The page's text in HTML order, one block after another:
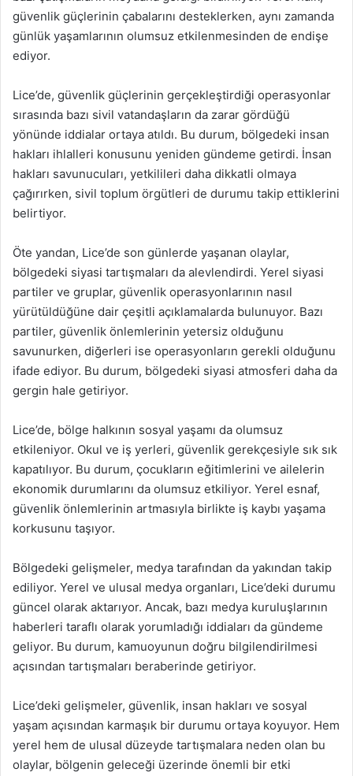
güvenlik güçlerinin çabalarını desteklerken, aynı zamanda
günlük yaşamlarının olumsuz etkilenmesinden de endişe
ediyor.
Lice’de, güvenlik güçlerinin gerçekleştirdiği operasyonlar
sırasında bazı sivil vatandaşların da zarar gördüğü
yönünde iddialar ortaya atıldı. Bu durum, bölgedeki insan
hakları ihlalleri konusunu yeniden gündeme getirdi. İnsan
hakları savunucuları, yetkilileri daha dikkatli olmaya
çağırırken, sivil toplum örgütleri de durumu takip ettiklerini
belirtiyor.
Öte yandan, Lice’de son günlerde yaşanan olaylar,
bölgedeki siyasi tartışmaları da alevlendirdi. Yerel siyasi
partiler ve gruplar, güvenlik operasyonlarının nasıl
yürütüldüğüne dair çeşitli açıklamalarda bulunuyor. Bazı
partiler, güvenlik önlemlerinin yetersiz olduğunu
savunurken, diğerleri ise operasyonların gerekli olduğunu
ifade ediyor. Bu durum, bölgedeki siyasi atmosferi daha da
gergin hale getiriyor.
Lice’de, bölge halkının sosyal yaşamı da olumsuz
etkileniyor. Okul ve iş yerleri, güvenlik gerekçesiyle sık sık
kapatılıyor. Bu durum, çocukların eğitimlerini ve ailelerin
ekonomik durumlarını da olumsuz etkiliyor. Yerel esnaf,
güvenlik önlemlerinin artmasıyla birlikte iş kaybı yaşama
korkusunu taşıyor.
Bölgedeki gelişmeler, medya tarafından da yakından takip
ediliyor. Yerel ve ulusal medya organları, Lice’deki durumu
güncel olarak aktarıyor. Ancak, bazı medya kuruluşlarının
haberleri taraflı olarak yorumladığı iddiaları da gündeme
geliyor. Bu durum, kamuoyunun doğru bilgilendirilmesi
açısından tartışmaları beraberinde getiriyor.
Lice’deki gelişmeler, güvenlik, insan hakları ve sosyal
yaşam açısından karmaşık bir durumu ortaya koyuyor. Hem
yerel hem de ulusal düzeyde tartışmalara neden olan bu
olaylar, bölgenin geleceği üzerinde önemli bir etki